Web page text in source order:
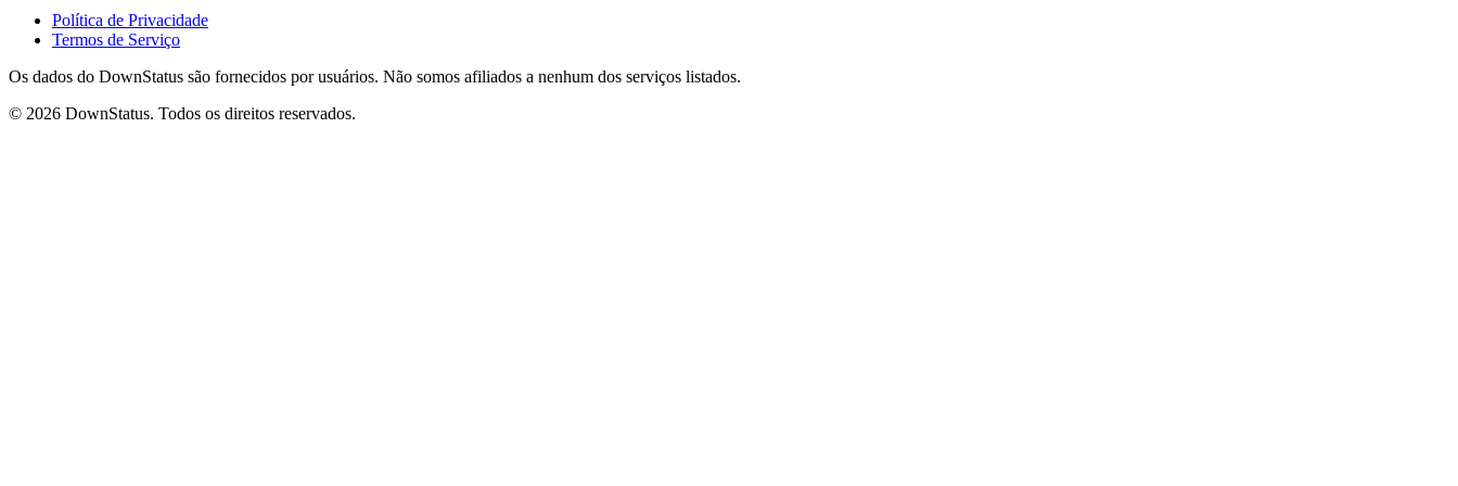
Política de Privacidade
Termos de Serviço
Os dados do DownStatus são fornecidos por usuários. Não somos afiliados a nenhum dos serviços listados.
© 2026 DownStatus. Todos os direitos reservados.